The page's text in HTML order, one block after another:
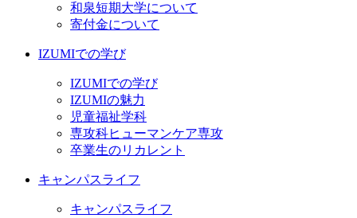
和泉短期大学について
寄付金について
IZUMIでの学び
IZUMIでの学び
IZUMIの魅力
児童福祉学科
専攻科ヒューマンケア専攻
卒業生のリカレント
キャンパスライフ
キャンパスライフ